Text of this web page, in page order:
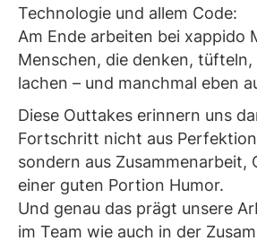
Technologie und allem Code:
Am Ende arbeiten bei xappido
Menschen, die denken, tüfteln,
lachen – und manchmal eben
Diese Outtakes erinnern uns
Fortschritt nicht aus
sondern aus Zusammenarbeit,
einer guten Portion Humor.
Und genau das prägt unsere
im Team wie auch in der